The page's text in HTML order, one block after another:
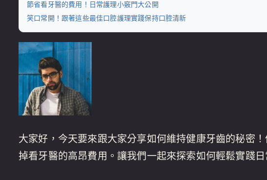
節省看牙醫的費用！日常護理小竅門大公開
笑口常開！跟著這些最佳口腔護理實踐保持口腔清新
大家好，今天要來跟大家分享如何維持健康牙齒的秘密
掉看牙醫的高昂費用。讓我們一起來探索如何輕鬆實踐日